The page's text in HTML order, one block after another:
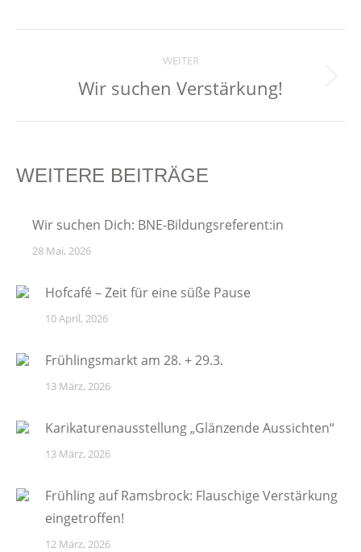
WEITER
Nächster
Wir suchen Verstärkung!
WEITERE BEITRÄGE
Wir suchen Dich: BNE-Bildungsreferent:in
28 Mai, 2026
Hofcafé – Zeit für eine süße Pause
10 April, 2026
Frühlingsmarkt am 28. + 29.3.
13 März, 2026
Karikaturenausstellung „Glänzende Aussichten“
13 März, 2026
Frühling auf Ramsbrock: Flauschige Verstärkung
eingetroffen!
12 März, 2026